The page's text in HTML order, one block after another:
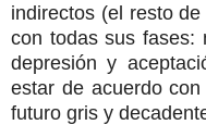
indirectos (el resto
con todas sus fases:
depresión y
estar de acuerdo
futuro gris y